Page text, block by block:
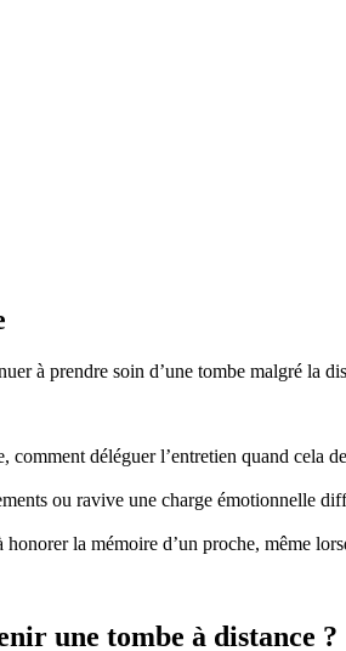
à prendre soin d’une tombe malgré la
déléguer l’entretien quand cela
ou ravive une charge émotionnelle
la mémoire d’un proche, même
une tombe à distance ?